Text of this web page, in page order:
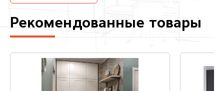
Рекомендованные товары